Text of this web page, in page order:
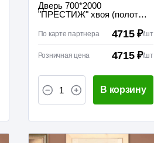
Дверь 700*2000
"ПРЕСТИЖ" хвоя (полотно
глухая
По карте партнера 4715 ₽/шт
Розничная цена 4715 ₽/шт
В корзину